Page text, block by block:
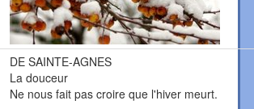
DE SAINTE-AGNES
La douceur
Ne nous fait pas croire que l'hiver meurt.